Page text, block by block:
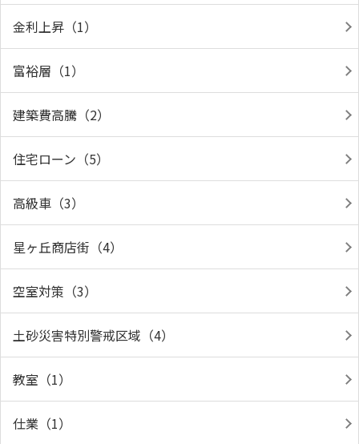
金利上昇（1）
富裕層（1）
建築費高騰（2）
住宅ローン（5）
高級車（3）
星ヶ丘商店街（4）
空室対策（3）
土砂災害特別警戒区域（4）
教室（1）
仕業（1）